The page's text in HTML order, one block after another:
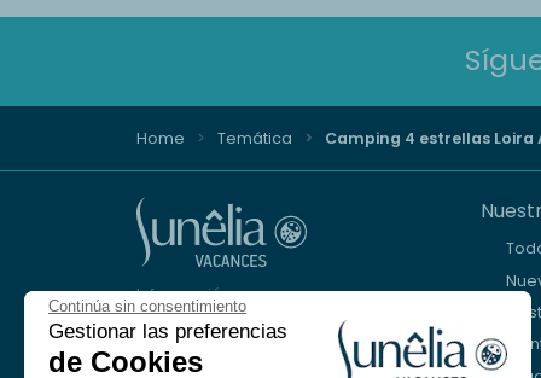
Continúa sin consentimiento
Gestionar las preferencias
de Cookies
Home Temática Camping 4 estrellas Loira
Información y reserva
+33 (0)9 69 375 115